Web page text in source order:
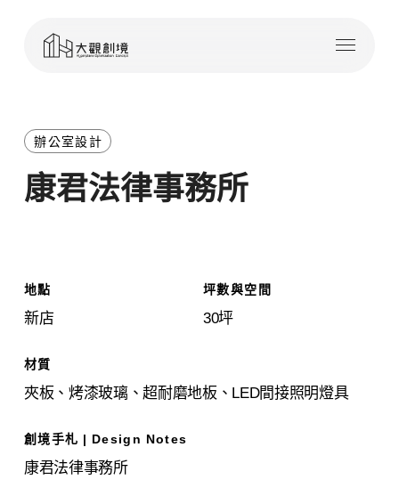
Menu
辦公室設計
康君法律事務所
地點
新店
坪數與空間
30坪
材質
夾板、烤漆玻璃、超耐磨地板、LED間接照明燈具
創境手札 | Design Notes
康君法律事務所